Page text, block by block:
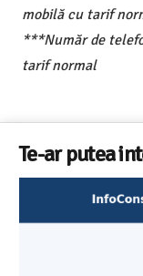
mobilă cu tarif
***Număr de
tarif normal
Te-ar putea